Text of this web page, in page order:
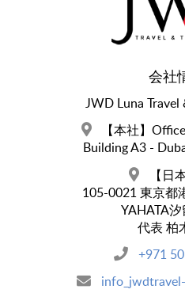
会社
JWD Luna Travel
【本社】
Building A3 -
【日
105-0021 東京都
YAHATA
代表 柏
+971